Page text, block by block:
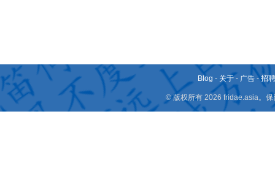
Blog - 关于 - 广告 -招
© 版权所有 2026 fridae.asia。